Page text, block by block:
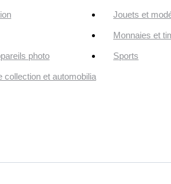
Jouets et
Monnaies et
photo Sports
collection et automobilia